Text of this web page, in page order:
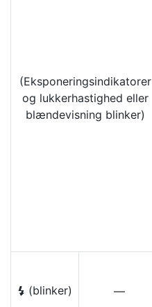
(Eksponeringsindikatorer
og lukkerhastighed eller
blændevisning blinker)
c (blinker) —